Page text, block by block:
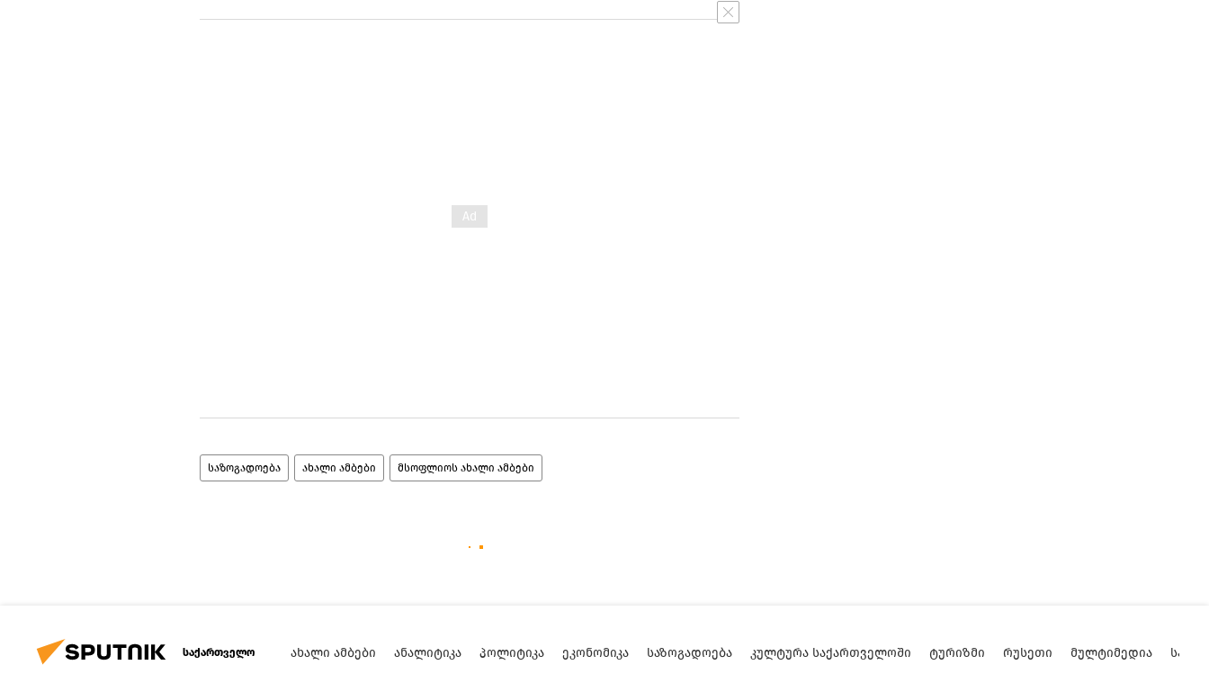
საზოგადოება ახალი ამბები მსოფლიოს ახალი ამბები
საქართველო ᲐᲮᲐᲚᲘ ᲐᲛᲑᲔᲑᲘ ᲐᲜᲐᲚᲘᲢᲘᲙᲐ ᲞᲝᲚᲘᲢᲘᲙᲐ ᲔᲙᲝᲜᲝᲛᲘᲙᲐ ᲡᲐᲖᲝᲒᲐᲓᲝᲔᲑᲐ ᲙᲣᲚᲢᲣᲠᲐ ᲡᲐᲥᲐᲠᲗᲕᲔᲚᲝᲨᲘ ᲢᲣᲠᲘᲖᲛᲘ ᲠᲣᲡᲔᲗᲘ ᲛᲣᲚᲢᲘᲛᲔᲓᲘᲐ